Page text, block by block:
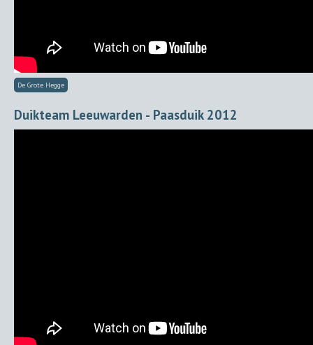
De Grote Hegge
Duikteam Leeuwarden - Paasduik 2012